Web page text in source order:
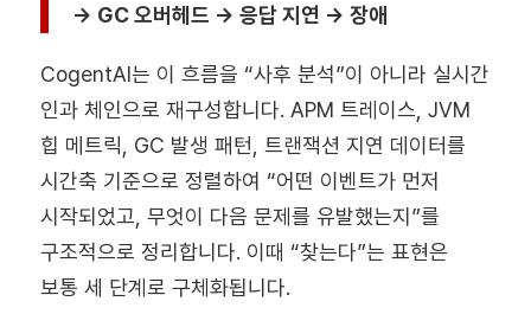
→ GC 오버헤드 → 응답 지연 → 장애
CogentAI는 이 흐름을 “사후 분석”이 아니라 실시간
인과 체인으로 재구성합니다. APM 트레이스, JVM
힙 메트릭, GC 발생 패턴, 트랜잭션 지연 데이터를
시간축 기준으로 정렬하여 “어떤 이벤트가 먼저
시작되었고, 무엇이 다음 문제를 유발했는지”를
구조적으로 정리합니다. 이때 “찾는다”는 표현은
보통 세 단계로 구체화됩니다.